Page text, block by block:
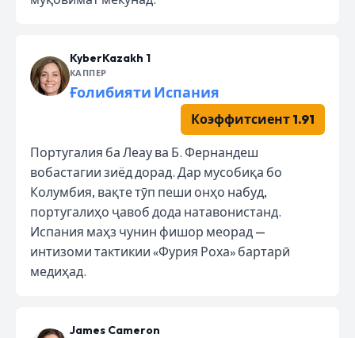
KyberKazakh 1
КАППЕР
Ғолибияти Испания
Коэффитсиент 1.91
Португалия ба Леау ва Б. Фернандеш
вобастагии зиёд дорад. Дар мусобиқа бо
Колумбия, вақте тӯп пеши онҳо набуд,
португалиҳо ҷавоб дода натавонистанд.
Испания маҳз чунин фишор меорад —
интизоми тактикии «Фурия Роха» бартарӣ
медиҳад.
James Cameron